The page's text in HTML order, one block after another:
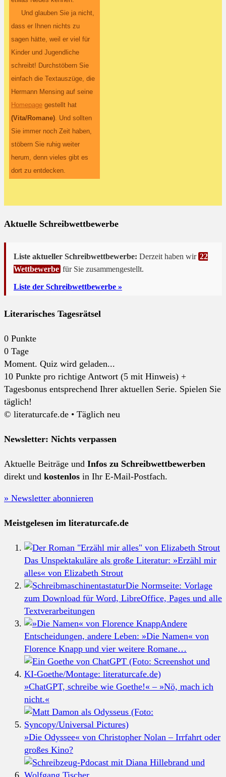
Und glauben Sie ja nicht,
dass er Ihnen nichts zu
sagen hätte, weil er viel für
Kinder und Jugendliche
schreibt! Durchstöbern Sie
einfach die Textauszüge, die
Hermann Mensing auf seine
Homepage gestellt hat
(Vita/Romane). Und sollten
Sie immer noch Zeit haben,
stöbern Sie ruhig weiter
herum, denn vieles gibt es
dort zu entdecken.
Aktuelle Schreibwettbewerbe
Liste aktueller Schreibwettbewerbe: Derzeit haben wir 22
Wettbewerbe für Sie zusammengestellt.
Liste der Schreibwettbewerbe »
Literarisches Tagesrätsel
0 Punkte
0 Tage
Moment. Quiz wird geladen...
10 Punkte pro richtige Antwort (5 mit Hinweis) +
Tagesbonus entsprechend Ihrer aktuellen Serie. Spielen Sie
täglich!
© literaturcafe.de • Täglich neu
Newsletter: Nichts verpassen
Aktuelle Beiträge und Infos zu Schreibwettbewerben
direkt und kostenlos in Ihr E-Mail-Postfach.
» Newsletter abonnieren
Meistgelesen im literaturcafe.de
Das Unspektakuläre als große Literatur: »Erzähl mir
alles« von Elizabeth Strout
Die Normseite: Vorlage
zum Download für Word, LibreOffice, Pages und alle
Textverarbeitungen
Andere
Entscheidungen, andere Leben: »Die Namen« von
Florence Knapp und vier weitere Romane…
»ChatGPT, schreibe wie Goethe!« – »Nö, mach ich
nicht.«
»Die Odyssee« von Christopher Nolan – Irrfahrt oder
großes Kino?